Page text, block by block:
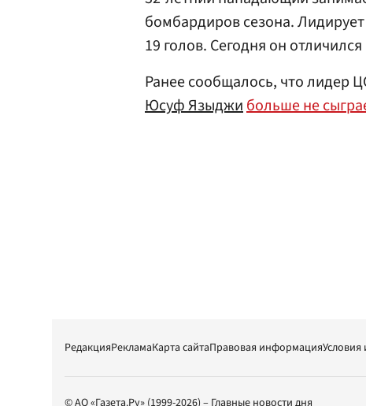
бомбардиров сезона.
19 голов. Сегодня он
Ранее сообщалось, что лидер
Юсуф Языджибольше не
РедакцияРекламаКарта сайтаПравовая информацияУсловия
© АО «Газета.Ру» (1999-2026) – Главные новости дня